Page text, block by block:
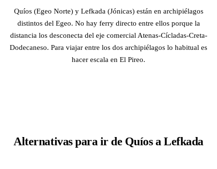
Quíos (Egeo Norte) y Lefkada (Jónicas) están en archipiélagos
distintos del Egeo. No hay ferry directo entre ellos porque la
distancia los desconecta del eje comercial Atenas-Cícladas-Creta-
Dodecaneso. Para viajar entre los dos archipiélagos lo habitual es
hacer escala en El Pireo.
Alternativas para ir de Quíos a Lefkada